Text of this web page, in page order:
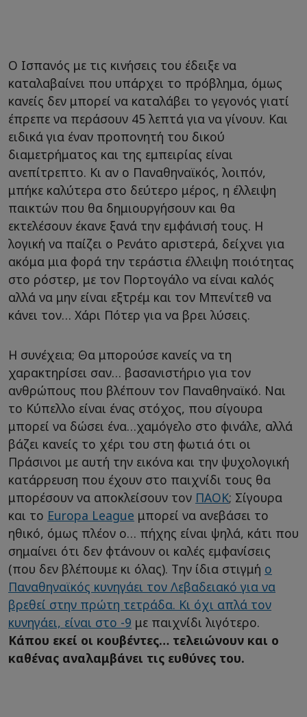
Ο Ισπανός με τις κινήσεις του έδειξε να
καταλαβαίνει που υπάρχει το πρόβλημα, όμως
κανείς δεν μπορεί να καταλάβει το γεγονός γιατί
έπρεπε να περάσουν 45 λεπτά για να γίνουν. Και
ειδικά για έναν προπονητή του δικού
διαμετρήματος και της εμπειρίας είναι
ανεπίτρεπτο. Κι αν ο Παναθηναϊκός, λοιπόν,
μπήκε καλύτερα στο δεύτερο μέρος, η έλλειψη
παικτών που θα δημιουργήσουν και θα
εκτελέσουν έκανε ξανά την εμφάνισή τους. Η
λογική να παίζει ο Ρενάτο αριστερά, δείχνει για
ακόμα μια φορά την τεράστια έλλειψη ποιότητας
στο ρόστερ, με τον Πορτογάλο να είναι καλός
αλλά να μην είναι εξτρέμ και τον Μπενίτεθ να
κάνει τον… Χάρι Πότερ για να βρει λύσεις.
Η συνέχεια; Θα μπορούσε κανείς να τη
χαρακτηρίσει σαν… βασανιστήριο για τον
ανθρώπους που βλέπουν τον Παναθηναϊκό. Ναι
το Κύπελλο είναι ένας στόχος, που σίγουρα
μπορεί να δώσει ένα…χαμόγελο στο φινάλε, αλλά
βάζει κανείς το χέρι του στη φωτιά ότι οι
Πράσινοι με αυτή την εικόνα και την ψυχολογική
κατάρρευση που έχουν στο παιχνίδι τους θα
μπορέσουν να αποκλείσουν τον ΠΑΟΚ; Σίγουρα
και το Europa League μπορεί να ανεβάσει το
ηθικό, όμως πλέον ο… πήχης είναι ψηλά, κάτι που
σημαίνει ότι δεν φτάνουν οι καλές εμφανίσεις
(που δεν βλέπουμε κι όλας). Την ίδια στιγμή ο
Παναθηναϊκός κυνηγάει τον Λεβαδειακό για να
βρεθεί στην πρώτη τετράδα. Κι όχι απλά τον
κυνηγάει, είναι στο -9 με παιχνίδι λιγότερο.
Κάπου εκεί οι κουβέντες… τελειώνουν και ο
καθένας αναλαμβάνει τις ευθύνες του.